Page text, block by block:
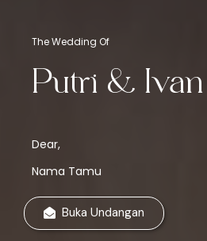
The Wedding Of
Putri & Ivan
Dear,
Nama Tamu
Buka Undangan